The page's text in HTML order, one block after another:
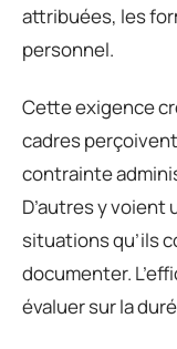
attribuées, les
personnel.
Cette exigence
cadres
contrainte
D’autres y
situations qu’ils
documenter.
évaluer sur la